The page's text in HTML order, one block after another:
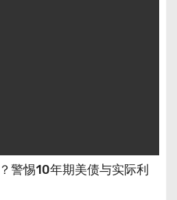
警惕10年期美债与实际利